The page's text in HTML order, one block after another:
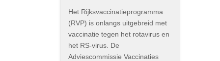
Het Rijksvaccinatieprogramma
(RVP) is onlangs uitgebreid met
vaccinatie tegen het rotavirus en
het RS-virus. De
Adviescommissie Vaccinaties